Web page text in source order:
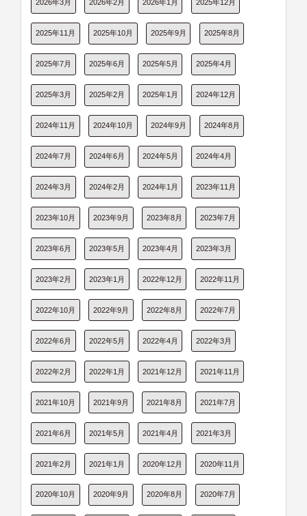
2026年3月 2026年2月 2026年1月 2025年12月
2025年11月 2025年10月 2025年9月 2025年8月
2025年7月 2025年6月 2025年5月 2025年4月
2025年3月 2025年2月 2025年1月 2024年12月
2024年11月 2024年10月 2024年9月 2024年8月
2024年7月 2024年6月 2024年5月 2024年4月
2024年3月 2024年2月 2024年1月 2023年11月
2023年10月 2023年9月 2023年8月 2023年7月
2023年6月 2023年5月 2023年4月 2023年3月
2023年2月 2023年1月 2022年12月 2022年11月
2022年10月 2022年9月 2022年8月 2022年7月
2022年6月 2022年5月 2022年4月 2022年3月
2022年2月 2022年1月 2021年12月 2021年11月
2021年10月 2021年9月 2021年8月 2021年7月
2021年6月 2021年5月 2021年4月 2021年3月
2021年2月 2021年1月 2020年12月 2020年11月
2020年10月 2020年9月 2020年8月 2020年7月